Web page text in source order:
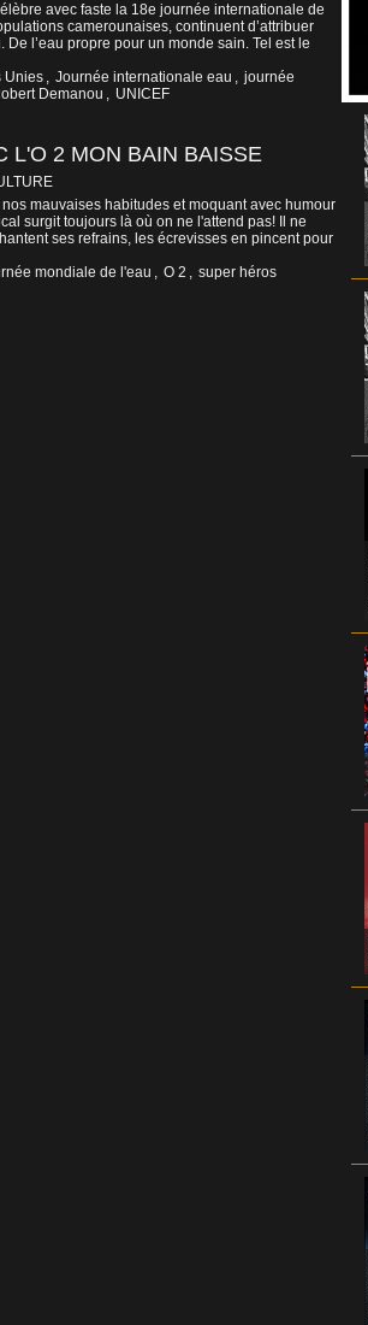
avec faste la 18e journée internationale de
camerounaises, continuent d’attribuer
l’eau propre pour un monde sain. Tel est le
Unies , Journée internationale eau , journée
Demanou , UNICEF
L'O 2 MON BAIN BAISSE
mauvaises habitudes et moquant avec humour
surgit toujours là où on ne l'attend pas! Il ne
ses refrains, les écrevisses en pincent pour
mondiale de l'eau , O 2 , super héros